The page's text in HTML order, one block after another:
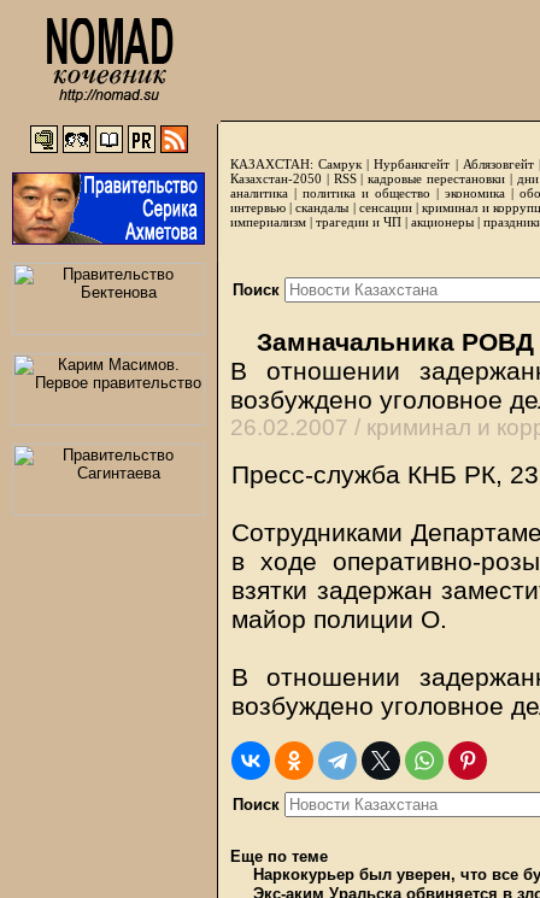
КАЗАХСТАН: Самрук |Нурбанкгейт | Аблязовгейт
Казахстан-2050 | RSS|кадровые перестановки|
аналитика | политика и общество | экономика |
интервью |скандалы | сенсации|криминал и
империализм | трагедии и ЧП | акционеры |
Поиск
Замначальника РОВД
В отношении
возбуждено уголовное
26.02.2007 / криминал и
Пресс-служба КНБ РК,
Сотрудниками
в ходе оперативно-
взятки задержан
майор полиции О.
В отношении
возбуждено уголовное
Поиск
Еще по теме
Наркокурьер был уверен, что все
Экс-аким Уральска обвиняется в